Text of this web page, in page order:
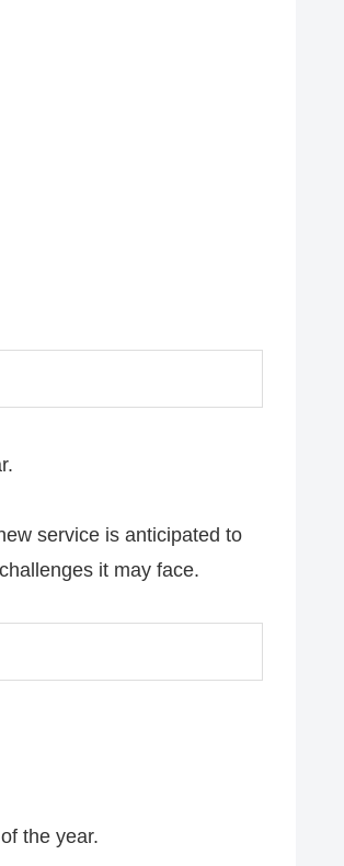
service is anticipated to
it may face.
the year.